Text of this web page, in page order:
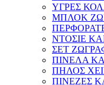
ΥΓΡΕΣ
ΜΠΛΟΚ
ΝΤΟΣΙΕ
ΣΕΤ
ΠΙΝΕΛΑ
ΠΗΛΟΣ
ΠΙΝΕΖΕΣ